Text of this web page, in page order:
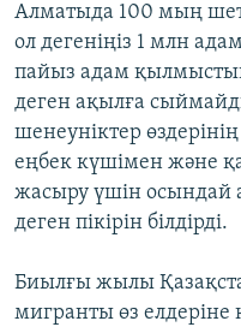
Алматыда 100 мың
ол дегеніңіз 1 млн
пайыз адам
деген ақылға
шенеуніктер
еңбек күшімен және
жасыру үшін осындай
деген пікірін білдірді.
Биылғы жылы
мигранты өз елдеріне